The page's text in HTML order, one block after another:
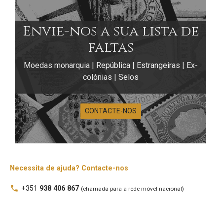
Envie-nos a sua lista de
faltas
Moedas monarquia | República | Estrangeiras | Ex-
colónias | Selos
CONTACTE-NOS
Necessita de ajuda? Contacte-nos
local_phone +351 938 406 867 (chamada para a rede móvel nacional)
Notas de
Portugal 10$00
A nota de 10$00 escudos do Banco de Portugal
emissões distintas, cada uma com iconografia própria